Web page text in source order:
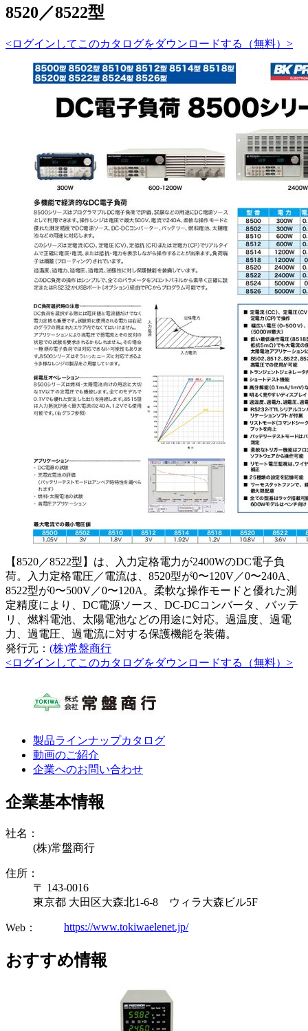
8520／8522型
<ログインしてこのカタログをダウンロードする（無料）>
【8520／8522型】は、入力定格電力が2400WのDC電子負
荷。入力定格電圧／電流は、8520型が0〜120V／0〜240A、
8522型が0〜500V／0〜120A。柔軟な操作モードと優れた測
定精度により、DC電源ソース、DC-DCコンバータ、バッテ
リ、燃料電池、太陽電池などの用途に対応。過温度、過電
力、過電圧、過電流に対する保護機能を装備。
発行元： (株)常盤商行
<ログインしてこのカタログをダウンロードする（無料）>
製品ラインナップカタログ
動画のご紹介
企業へのお問い合わせ
企業基本情報
社名：
(株)常盤商行
住所：
〒 143-0016
東京都 大田区大森北1-6-8 ウィラ大森ビル5F
Web： https://www.tokiwaelenet.jp/
おすすめ情報